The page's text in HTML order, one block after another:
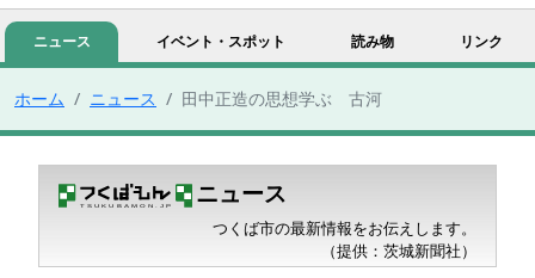
ニュース イベント・スポット 読み物 リンク
ホーム ニュース 田中正造の思想学ぶ 古河
ニュース
つくば市の最新情報をお伝えします。
（提供：茨城新聞社）